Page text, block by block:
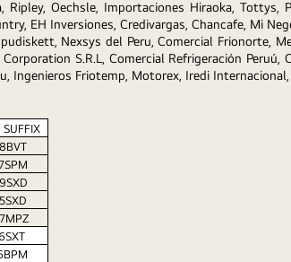
Oechsle, Importaciones Hiraoka, Tottys,
EH Inversiones, Credivargas, Chancafe, Mi
Nexsys del Peru, Comercial Frionorte,
S.R.L, Comercial Refrigeración Peruú,
Ingenieros Friotemp, Motorex, Iredi